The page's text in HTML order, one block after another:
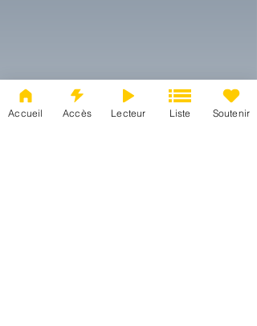
Accueil Accès Lecteur Liste Soutenir